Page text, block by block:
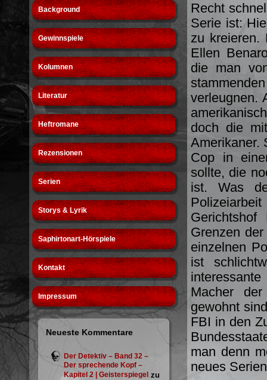
Background
Gewinnspiele
Kolumnen
Literatur
Heftromane
Rezensionen
Serien
Storys & Lyrik
Saphirtonart-Hörspiele
Kontakt
Impressum
Neueste Kommentare
Der Detektiv – Band 32 –
Der sprechende Kopf –
Kapitel 2 | Geisterspiegel zu
Recht
Serie ist:
zu kreieren.
Ellen
die man
verleugnen.
doch die
Amerikaner.
Cop in
sollte, die
ist. Was
Grenzen
einzelnen
ist
Macher
gewohnt
FBI in den
man denn
neues